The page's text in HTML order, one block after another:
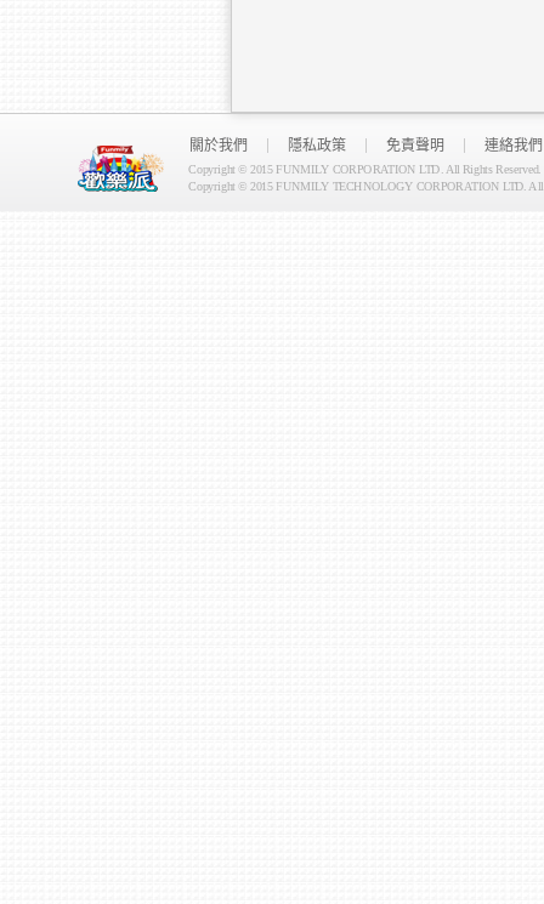
關於我們 隱私政策 免責聲明 連絡我們
Copyright © 2015 FUNMILY CORPORATION LTD. All Rights Reserved.
Copyright © 2015 FUNMILY TECHNOLOGY CORPORATION LTD. All